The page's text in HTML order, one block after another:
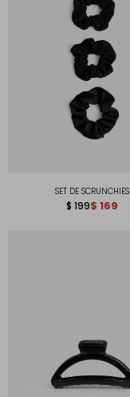
SET DE SCRUNCHIES
$ 199$ 169